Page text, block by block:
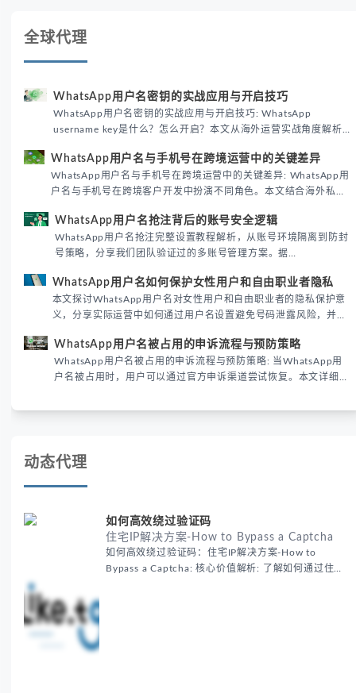
全球代理
WhatsApp用户名密钥的实战应用与开启技巧
WhatsApp用户名密钥的实战应用与开启技巧: WhatsApp
username key是什么？怎么开启？本文从海外运营实战角度解析
境团队高效触达目标客户。
WhatsApp用户名与手机号在跨境运营中的关键差异
WhatsApp用户名与手机号在跨境运营中的关键差异: WhatsApp用
户名与手机号在跨境客户开发中扮演不同角色。本文结合海外私域
际差异，帮助团队优化WhatsApp营销策略。
WhatsApp用户名抢注背后的账号安全逻辑
WhatsApp用户名抢注完整设置教程解析，从账号环境隔离到防封
号策略，分享我们团队验证过的多账号管理方案。据
性直接影响转化率。
WhatsApp用户名如何保护女性用户和自由职业者隐私
本文探讨WhatsApp用户名对女性用户和自由职业者的隐私保护意
义，分享实际运营中如何通过用户名设置避免号码泄露风险，并提
已成为全球数字沟通的首要考量。
WhatsApp用户名被占用的申诉流程与预防策略
WhatsApp用户名被占用的申诉流程与预防策略: 当WhatsApp用
户名被占用时，用户可以通过官方申诉渠道尝试恢复。本文详细解
账号安全。
动态代理
如何高效绕过验证码
住宅IP解决方案-How to Bypass a Captcha
如何高效绕过验证码：住宅IP解决方案-How to
Bypass a Captcha: 核心价值解析: 了解如何通过住宅